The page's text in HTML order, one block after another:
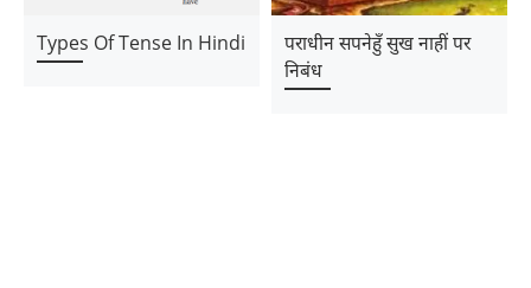
Types Of Tense In Hindi
पराधीन सपनेहुँ सुख नाहीं पर
निबंध